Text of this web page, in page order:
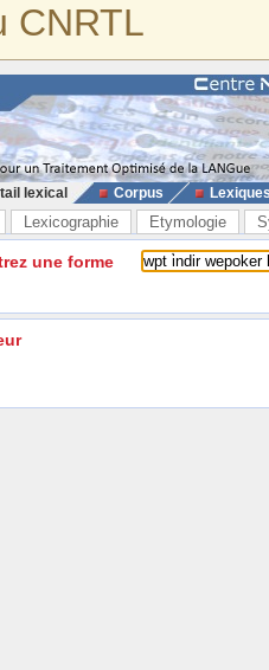
CNRTL
lexical Corpus
Lexicographie Etymologie
une forme